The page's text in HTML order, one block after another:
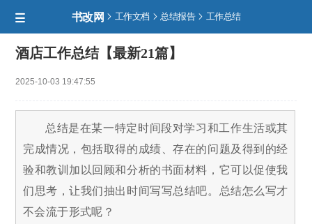
书改网  工作文档  总结报告 工作总结

酒店工作总结【最新21篇】
2025-10-03 19:47:55
总结是在某一特定时间段对学习和工作生活或其
完成情况，包括取得的成绩、存在的问题及得到的经
验和教训加以回顾和分析的书面材料，它可以促使我
们思考，让我们抽出时间写写总结吧。总结怎么写才
不会流于形式呢？